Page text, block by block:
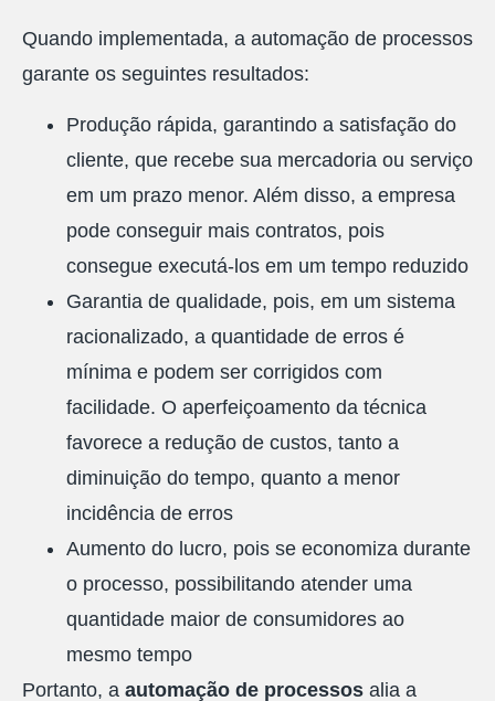
Quando implementada, a automação de processos
garante os seguintes resultados:
Produção rápida, garantindo a satisfação do
cliente, que recebe sua mercadoria ou serviço
em um prazo menor. Além disso, a empresa
pode conseguir mais contratos, pois
consegue executá-los em um tempo reduzido
Garantia de qualidade, pois, em um sistema
racionalizado, a quantidade de erros é
mínima e podem ser corrigidos com
facilidade. O aperfeiçoamento da técnica
favorece a redução de custos, tanto a
diminuição do tempo, quanto a menor
incidência de erros
Aumento do lucro, pois se economiza durante
o processo, possibilitando atender uma
quantidade maior de consumidores ao
mesmo tempo
Portanto, a automação de processos alia a